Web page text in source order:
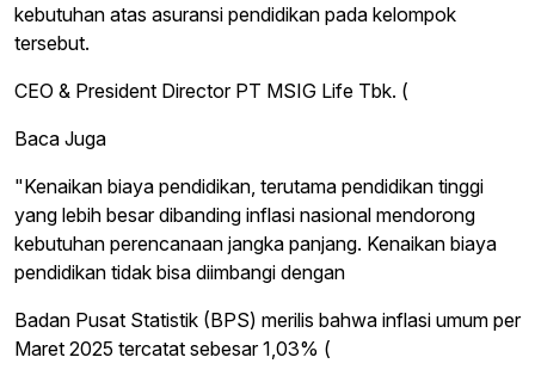
kebutuhan atas asuransi pendidikan pada kelompok
tersebut.
CEO & President Director PT MSIG Life Tbk. (
Baca Juga
"Kenaikan biaya pendidikan, terutama pendidikan tinggi
yang lebih besar dibanding inflasi nasional mendorong
kebutuhan perencanaan jangka panjang. Kenaikan biaya
pendidikan tidak bisa diimbangi dengan
Badan Pusat Statistik (BPS) merilis bahwa inflasi umum per
Maret 2025 tercatat sebesar 1,03% (